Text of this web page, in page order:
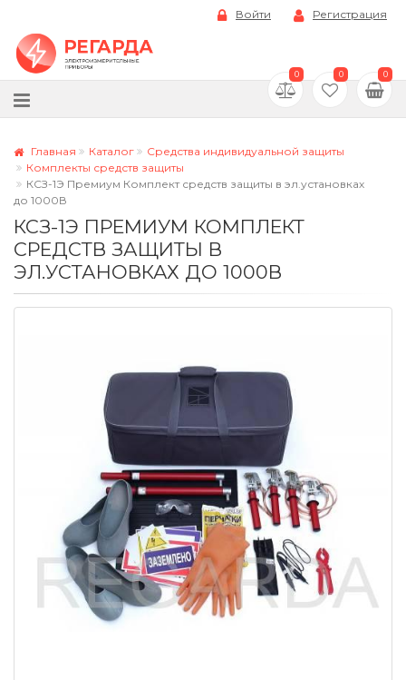
Войти Регистрация
0 0 0
Главная Каталог
Средства индивидуальной защиты
Комплекты средств защиты
КСЗ-1Э Премиум Комплект средств защиты в эл.установках
до 1000В
КСЗ-1Э ПРЕМИУМ КОМПЛЕКТ
СРЕДСТВ ЗАЩИТЫ В
ЭЛ.УСТАНОВКАХ ДО 1000В